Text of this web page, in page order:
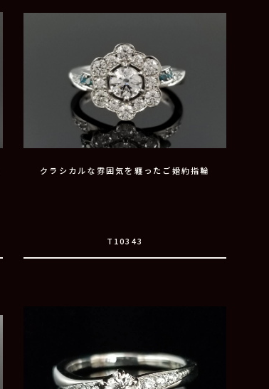
クラシカルな雰囲気を纏ったご婚約指輪
T10343